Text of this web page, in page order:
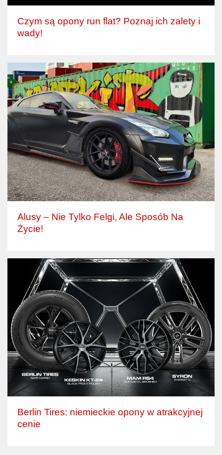
Czym są opony run flat? Poznaj ich zalety i
wady!
Alusy – Nie Tylko Felgi, Ale Sposób Na
Życie!
Berlin Tires: niemieckie opony w atrakcyjnej
cenie